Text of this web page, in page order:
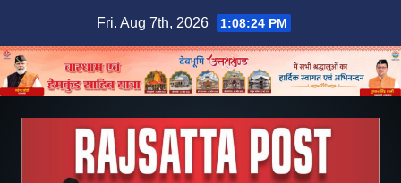
content
Fri. Aug 7th, 2026 1:08:25 PM